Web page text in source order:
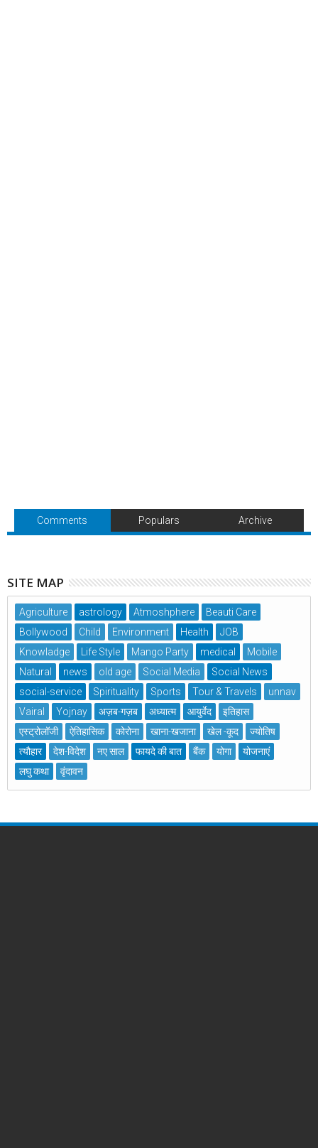
Comments Populars Archive
SITE MAP
Agriculture astrology Atmoshphere
Beauti Care
Bollywood
Child Environment Health
JOB
Knowladge
Life Style Mango Party medical
Mobile
Natural
news old age Social Media
Social News
social-service
Spirituality Sports Tour & Travels
unnav
Vairal
Yojnay अज़ब-गज़ब अध्यात्म आयुर्वेद
इतिहास
एस्ट्रोलॉजी
ऐतिहासिक कोरोना खाना-खजाना खेल -कूद
ज्योतिष
त्यौहार
देश-विदेश नए साल फायदे की बात बैंक योगा
योजनाएं
लघु कथा
वृंदावन